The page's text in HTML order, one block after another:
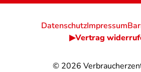
© 2026
DatenschutzImpressum
▶Vertrag